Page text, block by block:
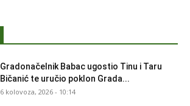
Gradonačelnik Babac ugostio Tinu i Taru
Bičanić te uručio poklon Grada...
6 kolovoza, 2026 - 10:14